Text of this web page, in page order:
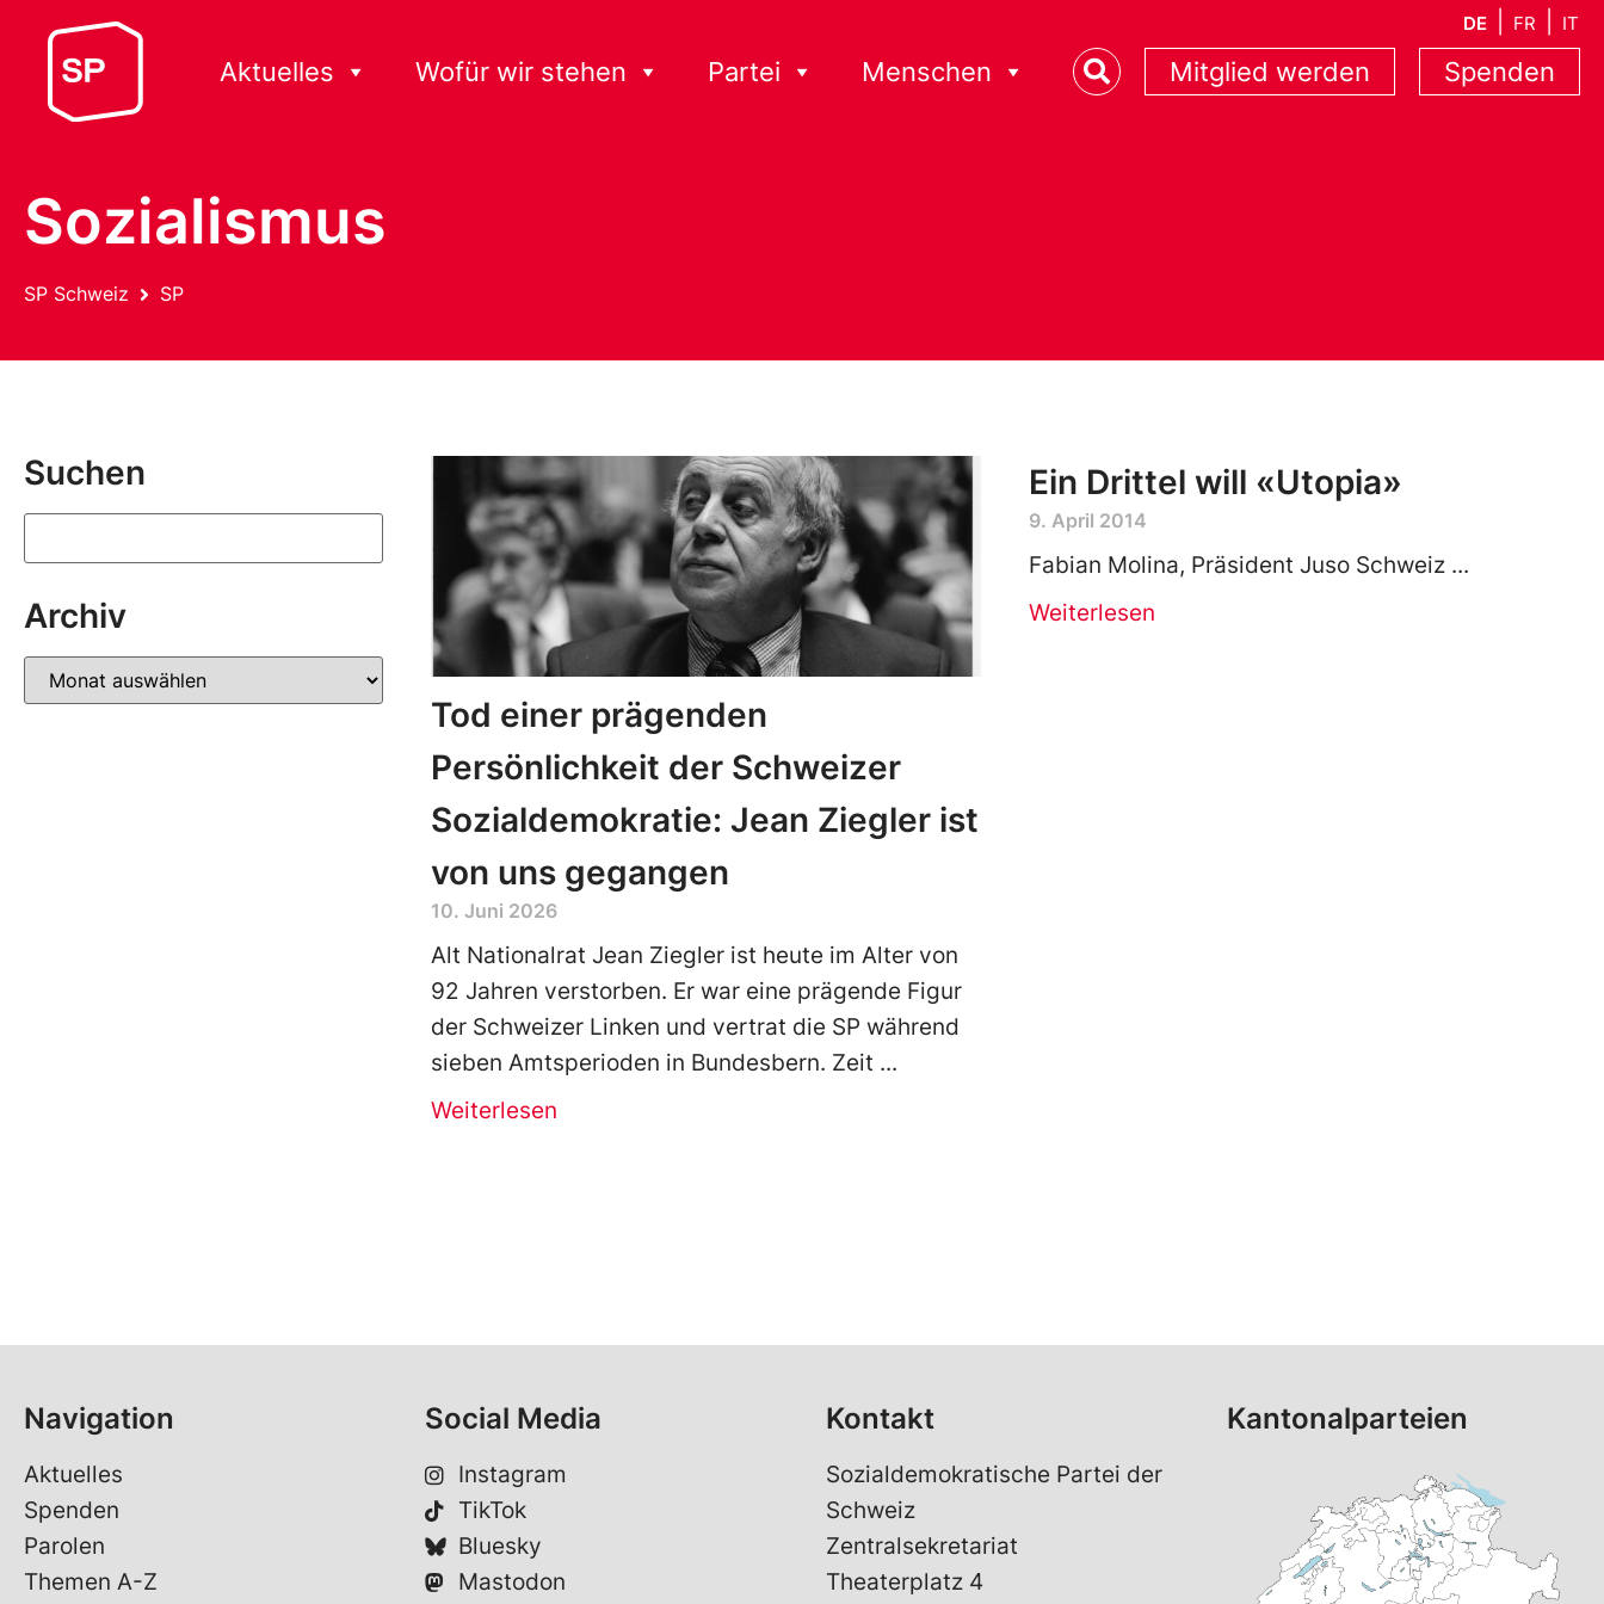
DE FR IT
Aktuelles Wofür wir stehen Partei Menschen Mitglied werden Spenden
Sozialismus
SP Schweiz SP
Suchen
Archiv
Tod einer prägenden
Persönlichkeit der Schweizer
Sozialdemokratie: Jean Ziegler ist
von uns gegangen
10. Juni 2026
Alt Nationalrat Jean Ziegler ist heute im Alter von
92 Jahren verstorben. Er war eine prägende Figur
der Schweizer Linken und vertrat die SP während
sieben Amtsperioden in Bundesbern. Zeit
Weiterlesen
Ein Drittel will «Utopia»
9. April 2014
Fabian Molina, Präsident Juso Schweiz
Weiterlesen
Navigation
Aktuelles
Spenden
Parolen
Themen A-Z
Social Media
Instagram
TikTok
Bluesky
Mastodon
Kontakt
Sozialdemokratische Partei der
Schweiz
Zentralsekretariat
Theaterplatz 4
Kantonalparteien